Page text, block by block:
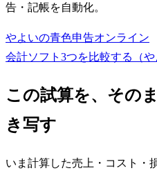
告・記帳を自動化。
やよいの青色申告オンライン
会計ソフト3つを比較する（や
この試算を、その
き写す
いま計算した売上・コスト・